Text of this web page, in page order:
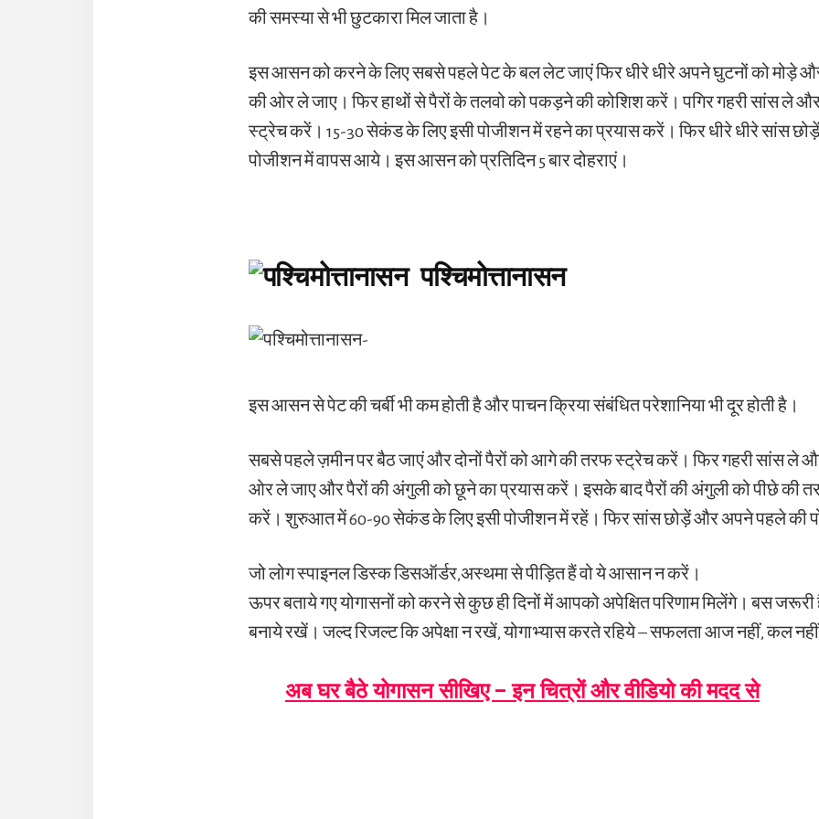
की समस्या से भी छुटकारा मिल जाता है।
इस आसन को करने के लिए सबसे पहले पेट के बल लेट जाएं फिर धीरे धीरे अपने घुटनों को मोड़े
की ओर ले जाए। फिर हाथों से पैरों के तलवो को पकड़ने की कोशिश करें। पगिर गहरी सांस ले
स्ट्रेच करें। 15-30 सेकंड के लिए इसी पोजीशन में रहने का प्रयास करें। फिर धीरे धीरे सांस
पोजीशन में वापस आये। इस आसन को प्रतिदिन 5 बार दोहराएं।
पश्चिमोत्तानासन
इस आसन से पेट की चर्बी भी कम होती है और पाचन क्रिया संबंधित परेशानिया भी दूर होती है।
सबसे पहले ज़मीन पर बैठ जाएं और दोनों पैरों को आगे की तरफ स्ट्रेच करें। फिर गहरी सांस ले
ओर ले जाए और पैरों की अंगुली को छूने का प्रयास करें। इसके बाद पैरों की अंगुली को पीछे की
करें। शुरुआत में 60-90 सेकंड के लिए इसी पोजीशन में रहें। फिर सांस छोड़ें और अपने पहले की
जो लोग स्पाइनल डिस्क डिसऑर्डर,अस्थमा से पीड़ित हैं वो ये आसान न करें।
ऊपर बताये गए योगासनों को करने से कुछ ही दिनों में आपको अपेक्षित परिणाम मिलेंगे। बस
बनाये रखें। जल्द रिजल्ट कि अपेक्षा न रखें, योगाभ्यास करते रहिये – सफलता आज नहीं, कल नहीं
अब घर बैठे योगासन सीखिए – इन चित्रों और वीडियो की मदद से